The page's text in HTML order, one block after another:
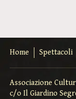
Home Spettacoli
Associazione
c/o Il Giardino